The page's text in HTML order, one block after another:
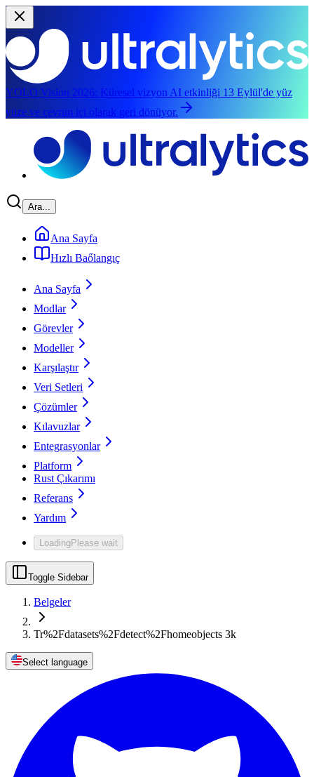
YOLO Vision 2026: Küresel vizyon AI etkinliği 13 Eylül'de yüz
yüze ve çevrim içi olarak geri dönüyor.
Ara...
Ana Sayfa
Hızlı Baőlangıç
Ana Sayfa
Modlar
Görevler
Modeller
Karşılaştır
Veri Setleri
Çözümler
Kılavuzlar
Entegrasyonlar
Platform
Rust Çıkarımı
Referans
Yardım
LoadingPlease wait
Toggle Sidebar
Belgeler
Tr%2Fdatasets%2Fdetect%2Fhomeobjects 3k
Select language